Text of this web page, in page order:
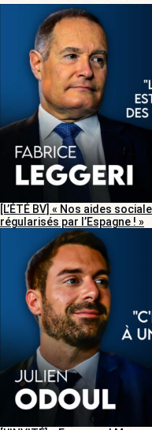
[L’ÉTÉ BV] « Nos aides
régularisés par l’Espagne ! »